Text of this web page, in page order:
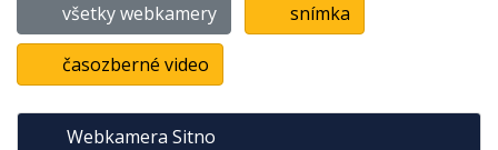
všetky webkamery snímka
časozberné video
Webkamera Sitno